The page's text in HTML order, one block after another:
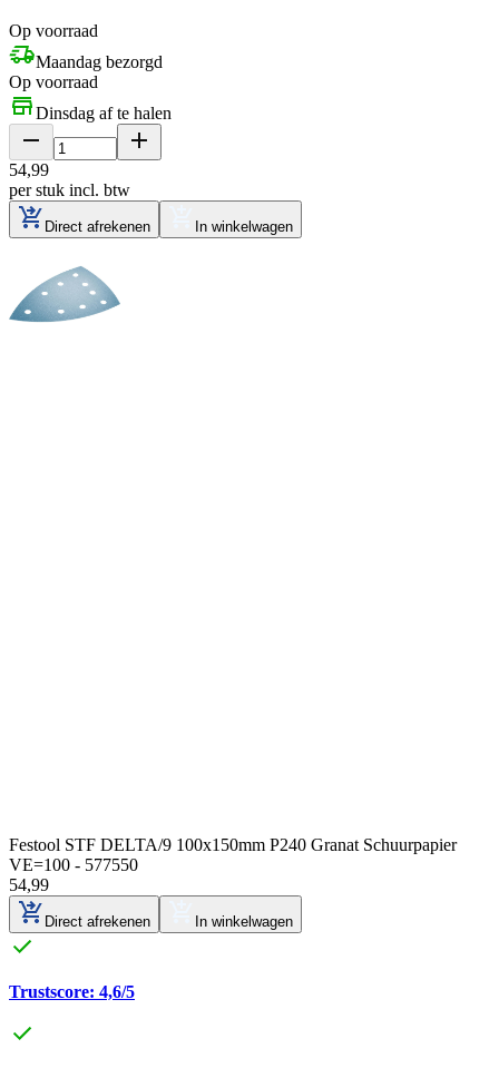
Op voorraad
Maandag bezorgd
Op voorraad
Dinsdag af te halen
54,99
per stuk incl. btw
Direct afrekenen In winkelwagen
Festool STF DELTA/9 100x150mm P240 Granat Schuurpapier
VE=100 - 577550
54,99
Direct afrekenen In winkelwagen
Trustscore: 4,6/5